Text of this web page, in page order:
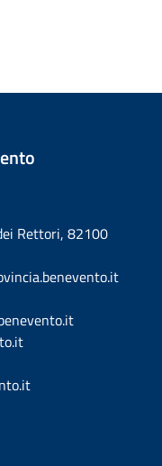
Rettori, 82100